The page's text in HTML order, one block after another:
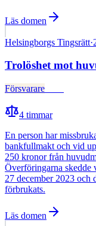
Läs domen
Helsingborgs Tingsrätt·
Trolöshet mot
Försvarare
4 timmar
En person har
bankfullmakt och vid
250 kronor från
Överföringarna skedde
27 december 2023 och
förbrukats.
Läs domen